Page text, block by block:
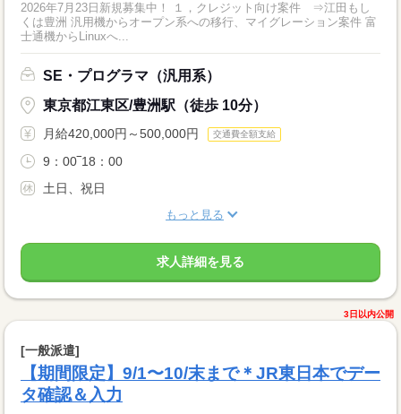
2026年7月23日新規募集中！ １，クレジット向け案件 ⇒江田もし
くは豊洲 汎用機からオープン系への移行、マイグレーション案件 富
士通機からLinuxへ...
SE・プログラマ（汎用系）
東京都江東区/豊洲駅（徒歩 10分）
月給420,000円～500,000円 交通費全額支給
9：00‾18：00
土日、祝日
もっと見る
求人詳細を見る
3日以内公開
[一般派遣]
【期間限定】9/1〜10/末まで＊JR東日本でデー
タ確認＆入力